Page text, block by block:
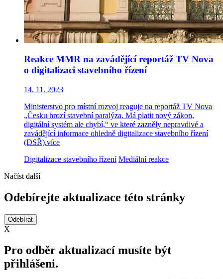
Reakce MMR na zavádějící reportáž TV Nova
o digitalizaci stavebního řízení
14. 11. 2023
Ministerstvo pro místní rozvoj reaguje na reportáž TV Nova
„Česku hrozí stavební paralýza. Má platit nový zákon,
digitální systém ale chybí,“ ve které zazněly nepravdivé a
zavádějící informace ohledně digitalizace stavebního řízení
(DSŘ).více
Digitalizace stavebního řízení Mediální reakce
Načíst další
Odebírejte aktualizace této stránky
X
Pro odběr aktualizací musíte být
přihlášeni.